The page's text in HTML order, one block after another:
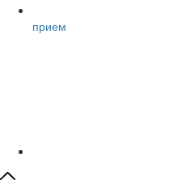
прием